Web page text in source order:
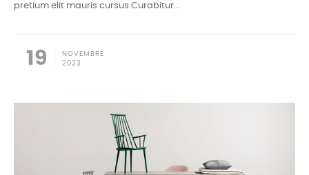
NOVEMBRE
19 2023
pretium elit mauris cursus Curabitur...